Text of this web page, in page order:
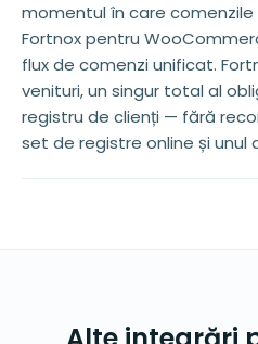
momentul în care
Fortnox pentru
flux de comenzi unificat.
venituri, un singur total al
registru de clienți — fără
set de registre online și unul